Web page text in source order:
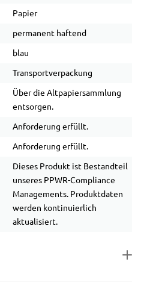
Papier
permanent haftend
blau
Transportverpackung
Über die Altpapiersammlung
entsorgen.
Anforderung erfüllt.
Anforderung erfüllt.
Dieses Produkt ist Bestandteil
unseres PPWR-Compliance
Managements. Produktdaten
werden kontinuierlich
aktualisiert.